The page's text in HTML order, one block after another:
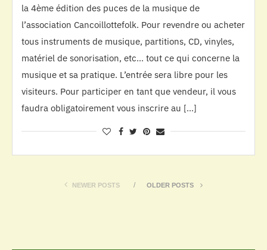
la 4ème édition des puces de la musique de
l’association Cancoillottefolk. Pour revendre ou acheter
tous instruments de musique, partitions, CD, vinyles,
matériel de sonorisation, etc… tout ce qui concerne la
musique et sa pratique. L’entrée sera libre pour les
visiteurs. Pour participer en tant que vendeur, il vous
faudra obligatoirement vous inscrire au […]
NEWER POSTS OLDER POSTS